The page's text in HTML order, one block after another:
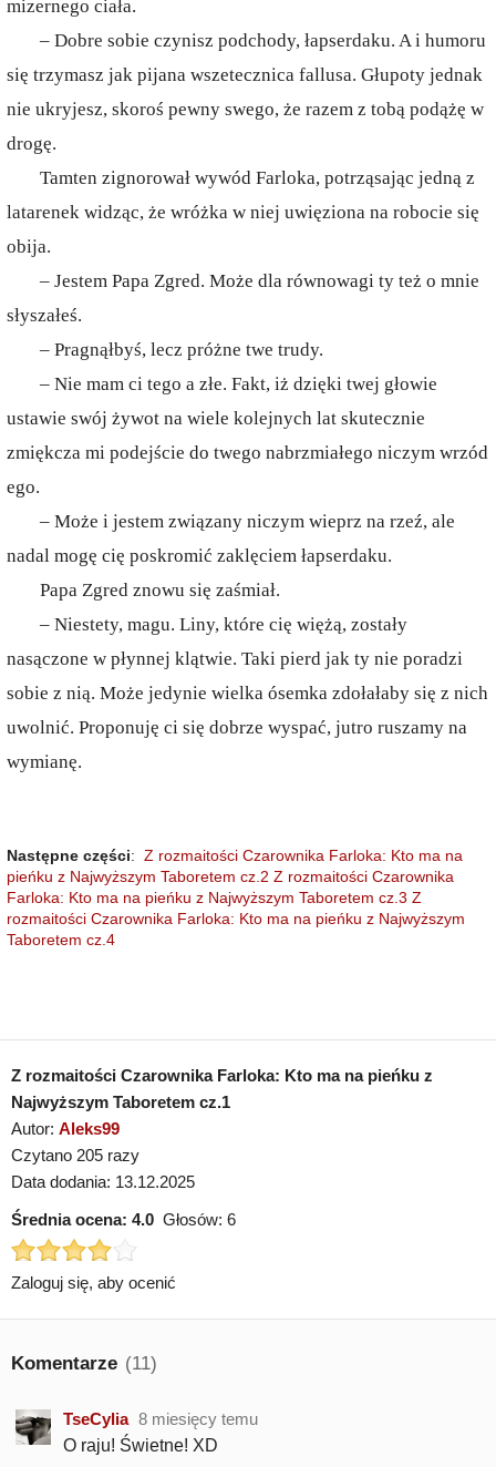
mizernego ciała.
– Dobre sobie czynisz podchody, łapserdaku. A i humoru
się trzymasz jak pijana wszetecznica fallusa. Głupoty jednak
nie ukryjesz, skoroś pewny swego, że razem z tobą podążę w
drogę.
Tamten zignorował wywód Farloka, potrząsając jedną z
latarenek widząc, że wróżka w niej uwięziona na robocie się
obija.
– Jestem Papa Zgred. Może dla równowagi ty też o mnie
słyszałeś.
– Pragnąłbyś, lecz próżne twe trudy.
– Nie mam ci tego a złe. Fakt, iż dzięki twej głowie
ustawie swój żywot na wiele kolejnych lat skutecznie
zmiękcza mi podejście do twego nabrzmiałego niczym wrzód
ego.
– Może i jestem związany niczym wieprz na rzeź, ale
nadal mogę cię poskromić zaklęciem łapserdaku.
Papa Zgred znowu się zaśmiał.
– Niestety, magu. Liny, które cię więżą, zostały
nasączone w płynnej klątwie. Taki pierd jak ty nie poradzi
sobie z nią. Może jedynie wielka ósemka zdołałaby się z nich
uwolnić. Proponuję ci się dobrze wyspać, jutro ruszamy na
wymianę.
Następne części: Z rozmaitości Czarownika Farloka: Kto ma na
pieńku z Najwyższym Taboretem cz.2 Z rozmaitości Czarownika
Farloka: Kto ma na pieńku z Najwyższym Taboretem cz.3 Z
rozmaitości Czarownika Farloka: Kto ma na pieńku z Najwyższym
Taboretem cz.4
Z rozmaitości Czarownika Farloka: Kto ma na pieńku z
Najwyższym Taboretem cz.1
Autor: Aleks99
Czytano 205 razy
Data dodania: 13.12.2025
Średnia ocena: 4.0 Głosów: 6
Zaloguj się, aby ocenić
Komentarze (11)
TseCylia 8 miesięcy temu
O raju! Świetne! XD